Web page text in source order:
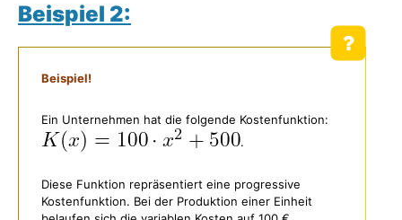
Beispiel 2:
Beispiel!
Ein Unternehmen hat die folgende Kostenfunktion:
.
Diese Funktion repräsentiert eine progressive
Kostenfunktion. Bei der Produktion einer Einheit